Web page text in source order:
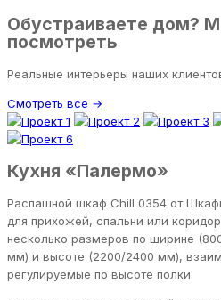
Обустраиваете дом?
посмотреть
Реальные интерьеры наших
Смотреть все →
Кухня «Палермо»
Распашной шкаф Chill 0354 от
для прихожей, спальни или
несколько размеров по ширине
мм) и высоте (2200/2400 мм),
регулируемые по высоте полки.